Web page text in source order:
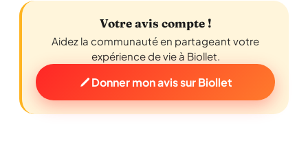
Votre avis compte !
Aidez la communauté en partageant votre
expérience de vie à Biollet.
Donner mon avis sur Biollet